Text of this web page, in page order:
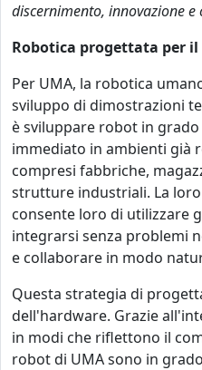
discernimento, innovazione
Robotica progettata per
Per UMA, la robotica
sviluppo di dimostrazioni
è sviluppare robot in
immediato in ambienti già
compresi fabbriche,
strutture industriali. La
consente loro di utilizzare
integrarsi senza problemi
e collaborare in modo
Questa strategia di
dell'hardware. Grazie
in modi che riflettono il
robot di UMA sono in